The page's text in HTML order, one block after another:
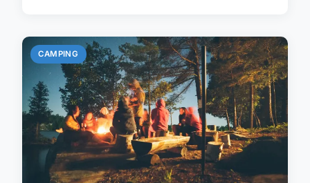
CAMPING